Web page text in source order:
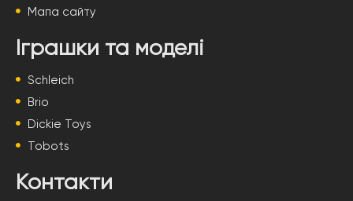
Мапа сайту
Іграшки та моделі
Schleich
Brio
Dickie Toys
Tobots
Контакти